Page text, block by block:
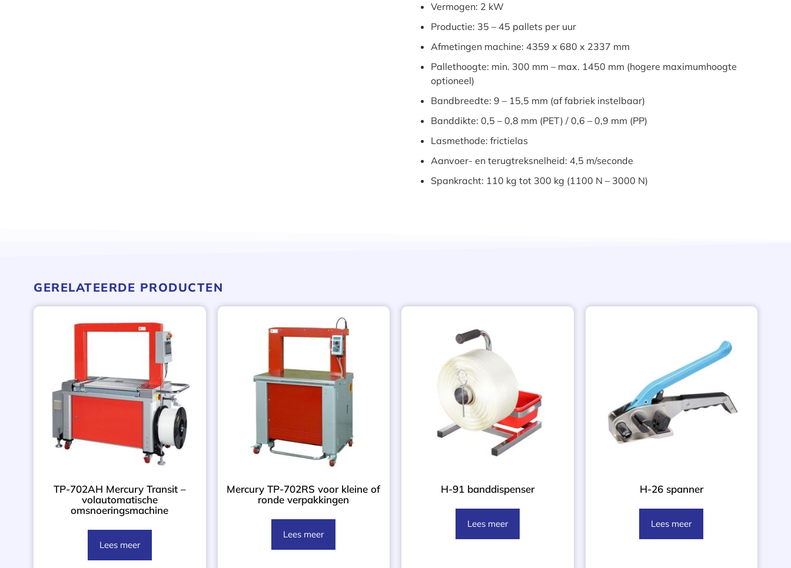
Vermogen: 2 kW
Productie: 35 – 45 pallets per uur
Afmetingen machine: 4359 x 680 x 2337 mm
Pallethoogte: min. 300 mm – max. 1450 mm (hogere maximumhoogte
optioneel)
Bandbreedte: 9 – 15,5 mm (af fabriek instelbaar)
Banddikte: 0,5 – 0,8 mm (PET) / 0,6 – 0,9 mm (PP)
Lasmethode: frictielas
Aanvoer- en terugtreksnelheid: 4,5 m/seconde
Spankracht: 110 kg tot 300 kg (1100 N – 3000 N)
GERELATEERDE PRODUCTEN
TP-702AH Mercury Transit –
volautomatische
omsnoeringsmachine
Lees meer
Mercury TP-702RS voor kleine of
ronde verpakkingen
Lees meer
H-91 banddispenser
Lees meer
H-26 spanner
Lees meer